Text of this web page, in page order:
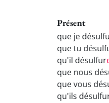
Présent
que je
que tu
qu'il désulfur
que nous
que vous
qu'ils